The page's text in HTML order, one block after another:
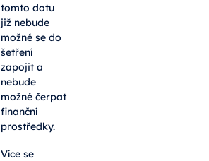
tomto datu
již nebude
možné se do
šetření
zapojit a
nebude
možné čerpat
finanční
prostředky.
Více se